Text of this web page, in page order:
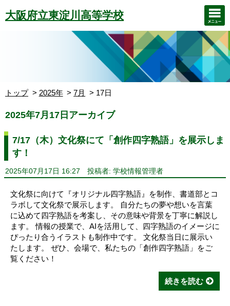
大阪府立東淀川高等学校
トップ 2025年 7月 17日
2025年7月17日アーカイブ
7/17（木）文化祭にて「創作四字熟語」を展示しま
す！
2025年07月17日 16:27 投稿者: 学校情報管理者
文化祭に向けて『オリジナル四字熟語』を制作、書道部とコ
ラボして文化祭で展示します。 自分たちの夢や想いを言葉
に込めて四字熟語を考案し、その意味や背景を丁寧に解説し
ます。 情報の授業で、AIを活用して、四字熟語のイメージに
ぴったり合うイラストも制作中です。 文化祭当日に展示い
たします。 ぜひ、会場で、私たちの「創作四字熟語」をご
覧ください！
続きを読む